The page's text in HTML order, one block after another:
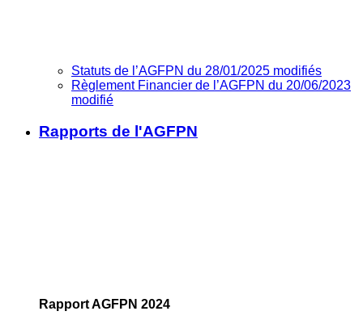
Statuts de l’AGFPN du 28/01/2025 modifiés
Règlement Financier de l’AGFPN du 20/06/2023
modifié
Rapports de l'AGFPN
Rapport AGFPN 2024